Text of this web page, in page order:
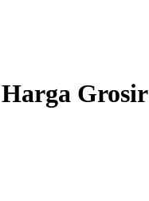
Grosir